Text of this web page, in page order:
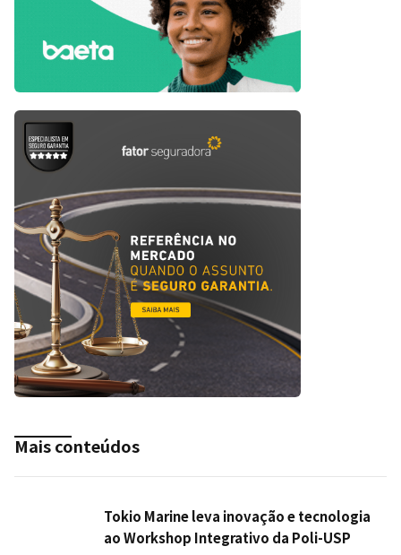
Mais conteúdos
Tokio Marine leva inovação e tecnologia
ao Workshop Integrativo da Poli-USP